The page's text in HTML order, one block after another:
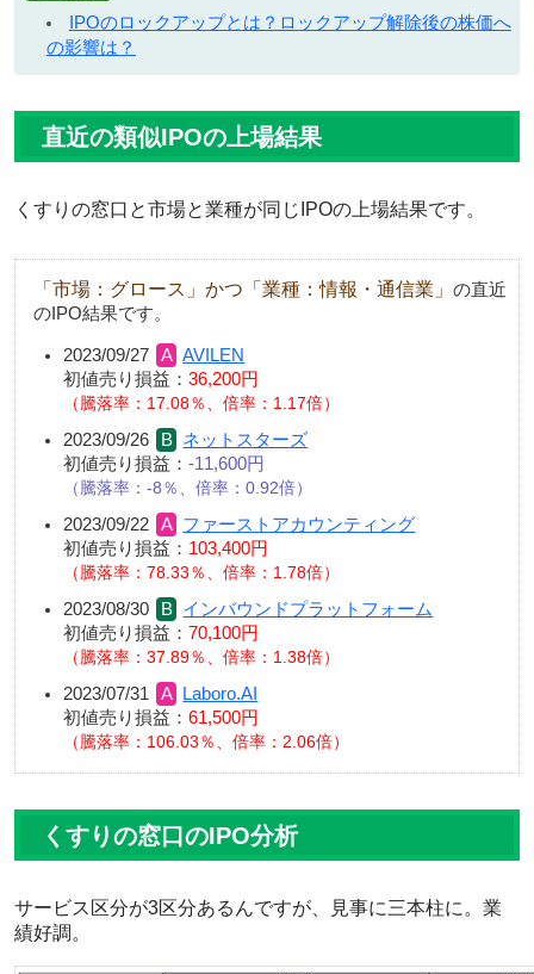
IPOのロックアップとは？ロックアップ解除後の株価へ
の影響は？
直近の類似IPOの上場結果
くすりの窓口と市場と業種が同じIPOの上場結果です。
「市場：グロース」かつ「業種：情報・通信業」 の直近
のIPO結果です。
2023/09/27
AVILEN
初値売り損益： 36,200円
騰落率：17.08％、倍率：1.17倍
2023/09/26
ネットスターズ
初値売り損益： -11,600円
騰落率：-8％、倍率：0.92倍
2023/09/22
ファーストアカウンティング
初値売り損益： 103,400円
騰落率：78.33％、倍率：1.78倍
2023/08/30
インバウンドプラットフォーム
初値売り損益： 70,100円
騰落率：37.89％、倍率：1.38倍
2023/07/31
Laboro.AI
初値売り損益： 61,500円
騰落率：106.03％、倍率：2.06倍
くすりの窓口のIPO分析
サービス区分が3区分あるんですが、見事に三本柱に。業
績好調。